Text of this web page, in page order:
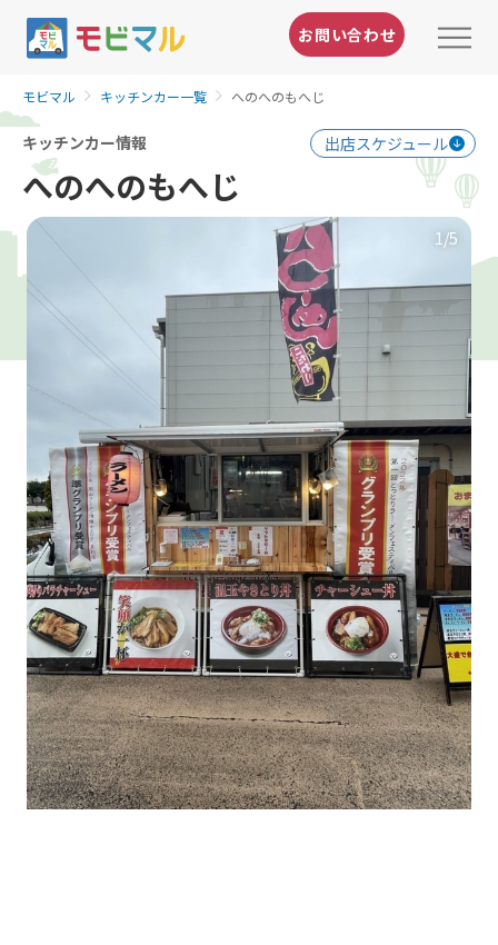
お問い合わせ
モビマル キッチンカー一覧 へのへのもへじ
キッチンカー情報 出店スケジュール
へのへのもへじ
1 /5